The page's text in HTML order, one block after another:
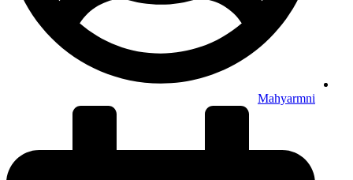
Mahyarmni